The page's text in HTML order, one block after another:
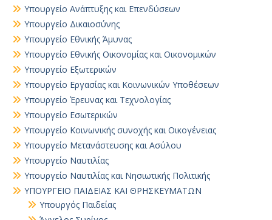
Υπουργείο Ανάπτυξης και Επενδύσεων
Υπουργείο Δικαιοσύνης
Υπουργείο Εθνικής Άμυνας
Υπουργείο Εθνικής Οικονομίας και Οικονομικών
Υπουργείο Εξωτερικών
Υπουργείο Εργασίας και Κοινωνικών Υποθέσεων
Υπουργείο Έρευνας και Τεχνολογίας
Υπουργείο Εσωτερικών
Υπουργείο Κοινωνικής συνοχής και Οικογένειας
Υπουργείο Μετανάστευσης και Ασύλου
Υπουργείο Ναυτιλίας
Υπουργείο Ναυτιλίας και Νησιωτικής Πολιτικής
ΥΠΟΥΡΓΕΙΟ ΠΑΙΔΕΙΑΣ ΚΑΙ ΘΡΗΣΚΕΥΜΑΤΩΝ
Yπουργός Παιδείας